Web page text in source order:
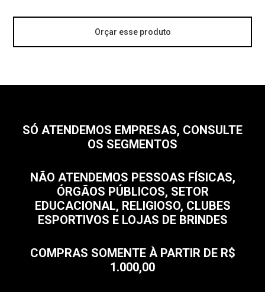
Orçar esse produto
SÓ ATENDEMOS EMPRESAS, CONSULTE
OS SEGMENTOS
NÃO ATENDEMOS PESSOAS FÍSICAS,
ÓRGÃOS PÚBLICOS, SETOR
EDUCACIONAL, RELIGIOSO, CLUBES
ESPORTIVOS E LOJAS DE BRINDES
COMPRAS SOMENTE À PARTIR DE R$
1.000,00